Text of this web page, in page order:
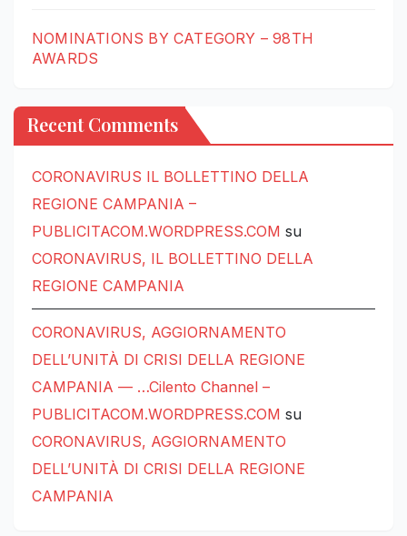
NOMINATIONS BY CATEGORY – 98TH
AWARDS
Recent Comments
CORONAVIRUS IL BOLLETTINO DELLA
REGIONE CAMPANIA –
PUBLICITACOM.WORDPRESS.COM su
CORONAVIRUS, IL BOLLETTINO DELLA
REGIONE CAMPANIA
CORONAVIRUS, AGGIORNAMENTO
DELL’UNITÀ DI CRISI DELLA REGIONE
CAMPANIA — …Cilento Channel –
PUBLICITACOM.WORDPRESS.COM su
CORONAVIRUS, AGGIORNAMENTO
DELL’UNITÀ DI CRISI DELLA REGIONE
CAMPANIA